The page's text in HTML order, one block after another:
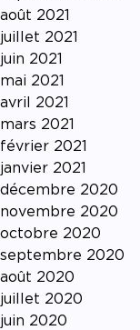
août 2021
juillet 2021
juin 2021
mai 2021
avril 2021
mars 2021
février 2021
janvier 2021
décembre 2020
novembre 2020
octobre 2020
septembre 2020
août 2020
juillet 2020
juin 2020